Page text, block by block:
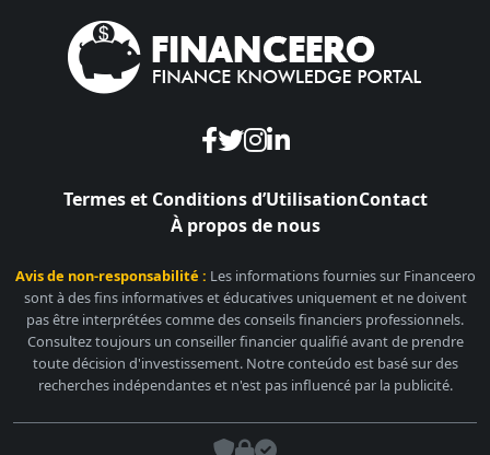
Termes et Conditions d’UtilisationContact
À propos de nous
Avis de non-responsabilité : Les informations fournies sur Financeero
sont à des fins informatives et éducatives uniquement et ne doivent
pas être interprétées comme des conseils financiers professionnels.
Consultez toujours un conseiller financier qualifié avant de prendre
toute décision d'investissement. Notre conteúdo est basé sur des
recherches indépendantes et n'est pas influencé par la publicité.